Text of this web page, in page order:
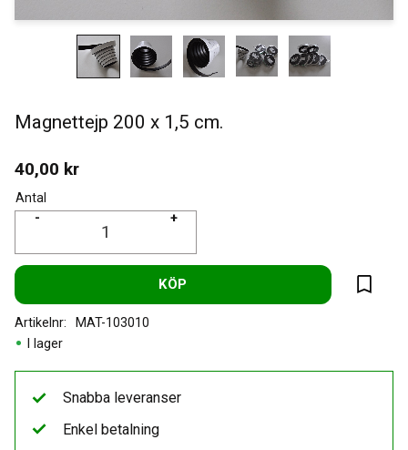
Magnettejp 200 x 1,5 cm.
40,00 kr
Antal
+
-
KÖP
Lägg
I lager
Artikelnr MAT-103010
Snabba leveranser
Enkel betalning